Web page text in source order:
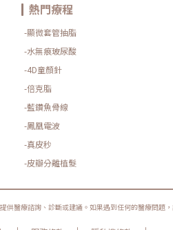
熱門療程
-顯微套管抽脂
-水無痕玻尿酸
-4D童顏針
-倍克脂
-藍鑽魚骨線
-鳳凰電波
-真皮秒
-皮瓣分離植髮
供醫療諮詢、診斷或建議。如果遇到任何的醫療問題